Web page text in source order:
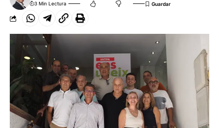
3 Min Lectura